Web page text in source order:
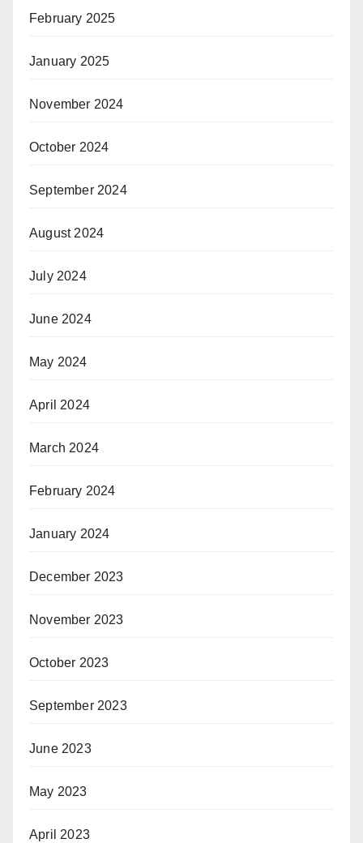
February 2025
January 2025
November 2024
October 2024
September 2024
August 2024
July 2024
June 2024
May 2024
April 2024
March 2024
February 2024
January 2024
December 2023
November 2023
October 2023
September 2023
June 2023
May 2023
April 2023